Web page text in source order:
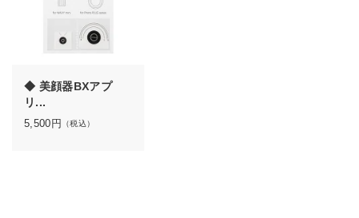
◆ 美顔器BXアプ
リ...
5,500円 （税込）